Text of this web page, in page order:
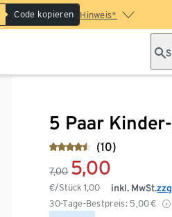
Code kopieren Hinweis*
5 Paar
(10)
7,00 5,00
€/Stück1,00
30-Tage-Bestpreis: 5,00€
inkl. MwSt.